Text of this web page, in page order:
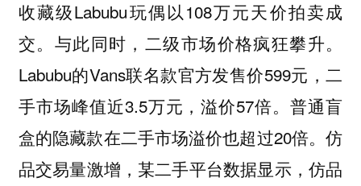
收藏级Labubu玩偶以108万元天价拍卖成
交。与此同时，二级市场价格疯狂攀升。
Labubu的Vans联名款官方发售价599元，二
手市场峰值近3.5万元，溢价57倍。普通盲
盒的隐藏款在二手市场溢价也超过20倍。仿
品交易量激增，某二手平台数据显示，仿品